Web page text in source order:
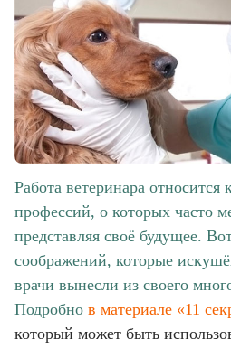
Работа ветеринара относится
профессий, о которых часто
представляя своё будущее.
соображений, которые
врачи вынесли из своего
Подробно в материале «11
который может быть